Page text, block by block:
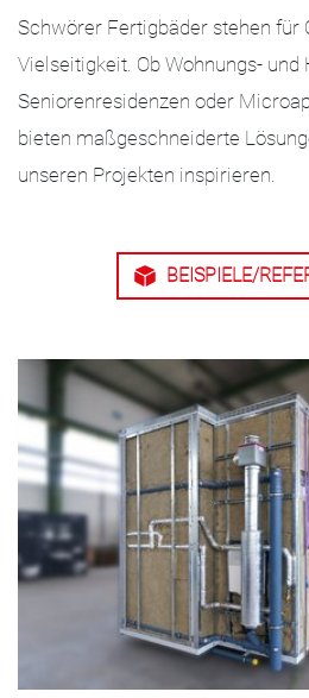
Schwörer Fertigbäder stehen für
Vielseitigkeit. Ob Wohnungs- und
Seniorenresidenzen oder
bieten maßgeschneiderte
unseren Projekten inspirieren.
BEISPIELE/